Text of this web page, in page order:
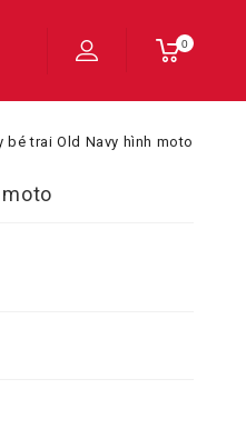
0
bé trai Old Navy hình moto
moto